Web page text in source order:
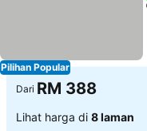
Pilihan Popular
Dari RM 388
Lihat harga di 8 laman